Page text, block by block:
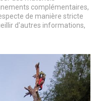
complémentaires,
de manière stricte
d'autres informations,